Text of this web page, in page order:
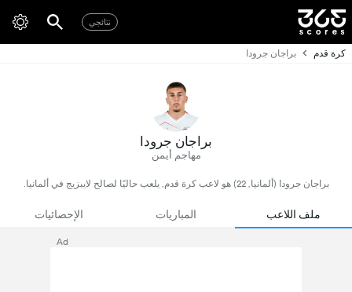
نتائجي
كرة قدم براجان جرودا
براجان جرودا
مهاجم أيمن
براجان جرودا (ألمانيا, 22) هو لاعب كرة قدم, يلعب حاليًا لصالح لايبزيج في ألمانيا.
ملف اللاعب المباريات الإحصائيات
Ad